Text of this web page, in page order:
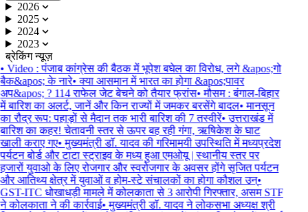
2026
2025
2024
2023
ब्रेकिंग न्यूज़
Video : पंजाब कांग्रेस की बैठक में भूपेश बघेल का विरोध, लगे &apos;गो
के नारे• क्या आसमान में भारत का होगा &apos;पावर
? 114 राफेल जेट बेचने को तैयार फ्रांस• मौसम : बंगाल-बिहार
बारिश का अलर्ट, जानें और किन राज्यों में जमकर बरसेंगे बादल• मानसून
रौद्र रूप: पहाड़ों से मैदान तक भारी बारिश की 7 तस्वीरें• उत्तराखंड में
का कहर! चेतावनी स्तर से ऊपर बह रही गंगा, ऋषिकेश के घाट
कराए गए• मुख्यमंत्री डॉ. यादव की गरिमामयी उपस्थिति में मध्यप्रदेश
बोर्ड और टाटा स्ट्राइव के मध्य हुआ एमओयू | स्थानीय स्तर पर
युवाओ के लिए रोजगार और स्वरोजगार के अवसर होंगे सृजित पर्यटन
आतिथ्य क्षेत्र में युवाओं व होम-स्टे संचालकों का होगा कौशल उन्•
ITC धोखाधड़ी मामले में कोलकाता से 3 आरोपी गिरफ्तार, असम STF
कोलकाता ने की कार्रवाई• मुख्यमंत्री डॉ. यादव ने लोकसभा अध्यक्ष श्री